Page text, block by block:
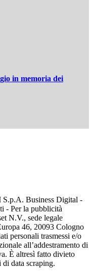
in memoria dei
S.p.A. Business Digital -
- Per la pubblicità
N.V., sede legale
46, 20093 Cologno
personali trasmessi e/o
all’addestramento di
È altresì fatto divieto
di data scraping.